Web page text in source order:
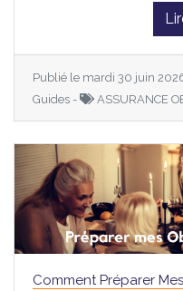
Publié le mardi 30 juin
Guides -
ASSURANCE
Comment Préparer